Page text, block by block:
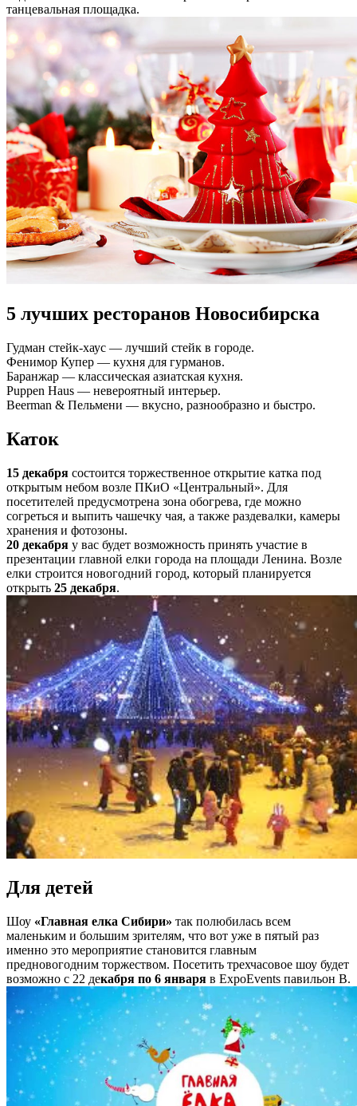
танцевальная площадка.
5 лучших ресторанов Новосибирска
Гудман стейк-хаус — лучший стейк в городе.
Фенимор Купер — кухня для гурманов.
Баранжар — классическая азиатская кухня.
Puppen Haus — невероятный интерьер.
Beerman & Пельмени — вкусно, разнообразно и быстро.
Каток
15 декабря состоится торжественное открытие катка под
открытым небом возле ПКиО «Центральный». Для
посетителей предусмотрена зона обогрева, где можно
согреться и выпить чашечку чая, а также раздевалки, камеры
хранения и фотозоны.
20 декабря у вас будет возможность принять участие в
презентации главной елки города на площади Ленина. Возле
елки строится новогодний город, который планируется
открыть 25 декабря.
Для детей
Шоу «Главная елка Сибири» так полюбилась всем
маленьким и большим зрителям, что вот уже в пятый раз
именно это мероприятие становится главным
предновогодним торжеством. Посетить трехчасовое шоу будет
возможно с 22 декабря по 6 января в ExpoEvents павильон В.